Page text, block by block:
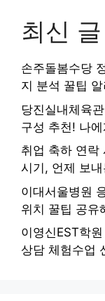
최신 글
손주돌봄수당
지 분석 꿀팁
당진실내체육
구성 추천! 나
취업 축하 연락
시기, 언제 보
이대서울병원
위치 꿀팁 공유
이영신EST학
상담 체험수업